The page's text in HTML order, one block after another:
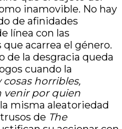
inamovible. No hay
de afinidades
línea con las
acarrea el género.
de la desgracia queda
cuando la
cosas horribles,
venir por quien
misma aleatoriedad
de The